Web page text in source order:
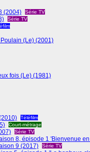
(2004) Série TV
Série TV
(Le) (2001)
fois (Le) (1981)
Téléfilm
Court-métrage
Série TV
8, épisode 1 'Bienvenue
9 (2017)
Série TV